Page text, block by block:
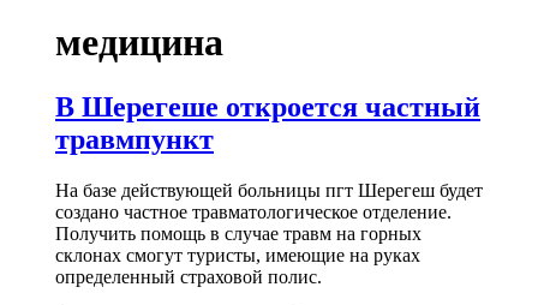
медицина
В Шерегеше откроется частный
травмпункт
На базе действующей больницы пгт Шерегеш будет
создано частное травматологическое отделение.
Получить помощь в случае травм на горных
склонах смогут туристы, имеющие на руках
определенный страховой полис.